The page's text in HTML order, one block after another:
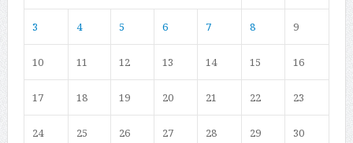
3 4 5 6 7 8 9
10 11 12 13 14 15 16
17 18 19 20 21 22 23
24 25 26 27 28 29 30